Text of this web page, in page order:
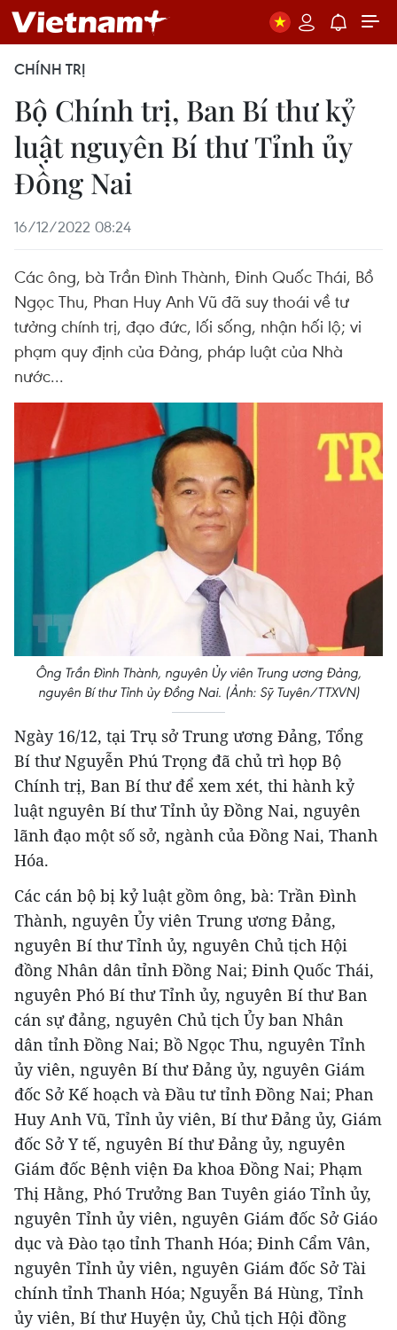
CHÍNH TRỊ
Bộ Chính trị, Ban Bí thư kỷ
luật nguyên Bí thư Tỉnh ủy
Đồng Nai
16/12/2022 08:24
Các ông, bà Trần Đình Thành, Đinh Quốc Thái, Bồ
Ngọc Thu, Phan Huy Anh Vũ đã suy thoái về tư
tưởng chính trị, đạo đức, lối sống, nhận hối lộ; vi
phạm quy định của Đảng, pháp luật của Nhà
nước...
Ông Trần Đình Thành, nguyên Ủy viên Trung ương Đảng,
nguyên Bí thư Tỉnh ủy Đồng Nai. (Ảnh: Sỹ Tuyên/TTXVN)
Ngày 16/12, tại Trụ sở Trung ương Đảng, Tổng
Bí thư Nguyễn Phú Trọng đã chủ trì họp Bộ
Chính trị, Ban Bí thư để xem xét, thi hành kỷ
luật nguyên Bí thư Tỉnh ủy Đồng Nai, nguyên
lãnh đạo một số sở, ngành của Đồng Nai, Thanh
Hóa.
Các cán bộ bị kỷ luật gồm ông, bà: Trần Đình
Thành, nguyên Ủy viên Trung ương Đảng,
nguyên Bí thư Tỉnh ủy, nguyên Chủ tịch Hội
đồng Nhân dân tỉnh Đồng Nai; Đinh Quốc Thái,
nguyên Phó Bí thư Tỉnh ủy, nguyên Bí thư Ban
cán sự đảng, nguyên Chủ tịch Ủy ban Nhân
dân tỉnh Đồng Nai; Bồ Ngọc Thu, nguyên Tỉnh
ủy viên, nguyên Bí thư Đảng ủy, nguyên Giám
đốc Sở Kế hoạch và Đầu tư tỉnh Đồng Nai; Phan
Huy Anh Vũ, Tỉnh ủy viên, Bí thư Đảng ủy, Giám
đốc Sở Y tế, nguyên Bí thư Đảng ủy, nguyên
Giám đốc Bệnh viện Đa khoa Đồng Nai; Phạm
Thị Hằng, Phó Trưởng Ban Tuyên giáo Tỉnh ủy,
nguyên Tỉnh ủy viên, nguyên Giám đốc Sở Giáo
dục và Đào tạo tỉnh Thanh Hóa; Đinh Cẩm Vân,
nguyên Tỉnh ủy viên, nguyên Giám đốc Sở Tài
chính tỉnh Thanh Hóa; Nguyễn Bá Hùng, Tỉnh
ủy viên, Bí thư Huyện ủy, Chủ tịch Hội đồng